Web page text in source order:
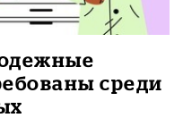
среди